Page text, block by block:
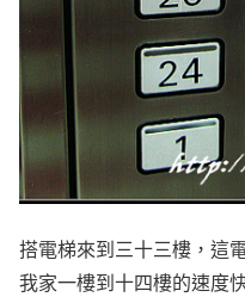
搭電梯來到三十三樓，這
我家一樓到十四樓的速度